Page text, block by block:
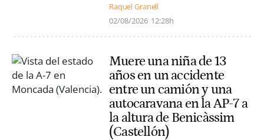
Raquel Granell
02/08/2026 12:28h
Muere una niña de 13
años en un accidente
entre un camión y una
autocaravana en la AP-7 a
la altura de Benicàssim
(Castellón)